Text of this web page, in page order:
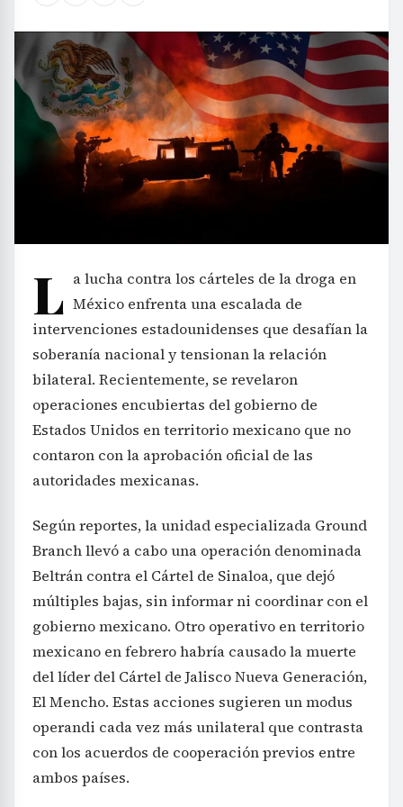
L a lucha contra los cárteles de la droga en
México enfrenta una escalada de
intervenciones estadounidenses que desafían la
soberanía nacional y tensionan la relación
bilateral. Recientemente, se revelaron
operaciones encubiertas del gobierno de
Estados Unidos en territorio mexicano que no
contaron con la aprobación oficial de las
autoridades mexicanas.
Según reportes, la unidad especializada Ground
Branch llevó a cabo una operación denominada
Beltrán contra el Cártel de Sinaloa, que dejó
múltiples bajas, sin informar ni coordinar con el
gobierno mexicano. Otro operativo en territorio
mexicano en febrero habría causado la muerte
del líder del Cártel de Jalisco Nueva Generación,
El Mencho. Estas acciones sugieren un modus
operandi cada vez más unilateral que contrasta
con los acuerdos de cooperación previos entre
ambos países.